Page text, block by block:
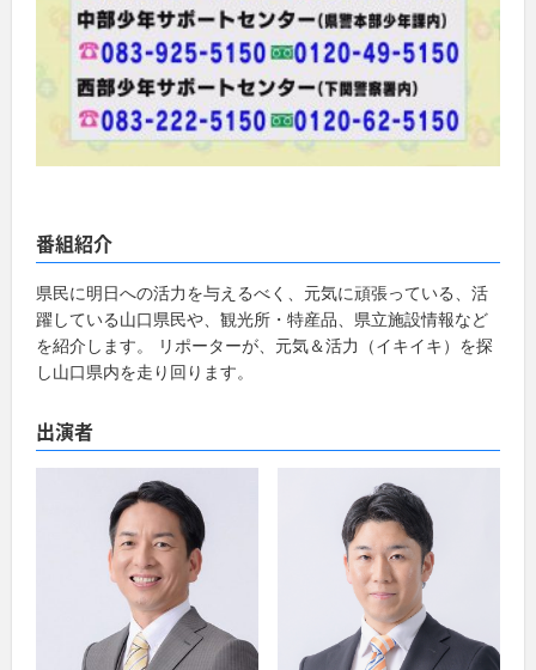
番組紹介
県民に明日への活力を与えるべく、元気に頑張っている、活
躍している山口県民や、観光所・特産品、県立施設情報など
を紹介します。 リポーターが、元気＆活力（イキイキ）を探
し山口県内を走り回ります。
出演者